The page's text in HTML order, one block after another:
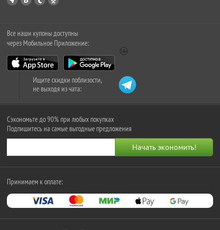
Все наши купоны доступны
через Мобильное Приложение:
Ищите скидки поблизости,
не выходя из чата:
Сэкономьте до 90% при любых покупках
Подпишитесь на самые выгодные предложения
Принимаем к оплате: